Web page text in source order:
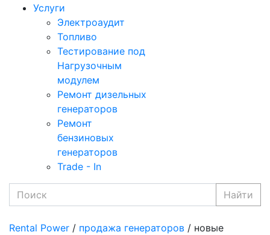
Услуги
Электроаудит
Топливо
Тестирование под
Нагрузочным
модулем
Ремонт дизельных
генераторов
Ремонт
бензиновых
генераторов
Trade - In
Найти
Rental Power / продажа генераторов / новые